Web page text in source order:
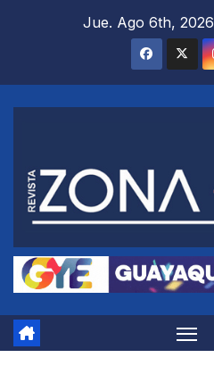
Jue. Ago 6th, 2026